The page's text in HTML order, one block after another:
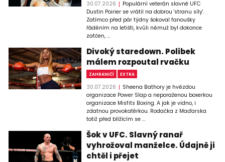
30.07.2026
Populární veterán slavné UFC
Dustin Poirier se vrátil na dobrou 'stranu síly'.
Zatímco před pár týdny šokoval fanoušky
řáděním na letišti, kvůli němuž byl dokonce
zatčen, ...
Divoký staredown. Polibek
málem rozpoutal rvačku
ZAHRANIČÍ EXTRA
30.07.2026
Sheena Bathory je hvězdou
organizace Power Slap a neporaženou boxerkou
organizace Misfits Boxing. A jak je vidno, i
zdatnou provokatérkou. Rodačka z Maďarska
totiž před blížícím se ...
Šok v UFC. Slavný ranař
vyhrožoval manželce. Údajně ji
chtěl i přejet